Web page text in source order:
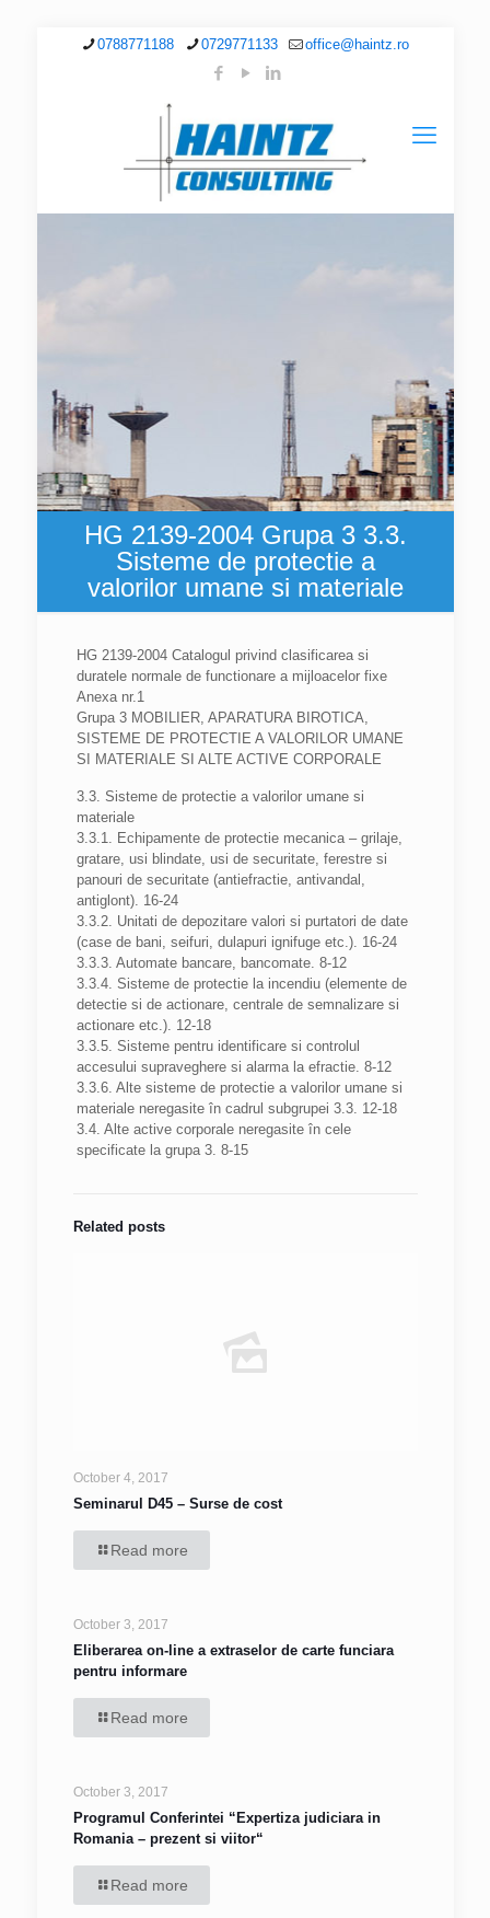
0788771188 0729771133 office@haintz.ro
HG 2139-2004 Grupa 3 3.3.
Sisteme de protectie a
valorilor umane si materiale
HG 2139-2004 Catalogul privind clasificarea si
duratele normale de functionare a mijloacelor fixe
Anexa nr.1
Grupa 3 MOBILIER, APARATURA BIROTICA,
SISTEME DE PROTECTIE A VALORILOR UMANE
SI MATERIALE SI ALTE ACTIVE CORPORALE
3.3. Sisteme de protectie a valorilor umane si
materiale
3.3.1. Echipamente de protectie mecanica – grilaje,
gratare, usi blindate, usi de securitate, ferestre si
panouri de securitate (antiefractie, antivandal,
antiglont). 16-24
3.3.2. Unitati de depozitare valori si purtatori de date
(case de bani, seifuri, dulapuri ignifuge etc.). 16-24
3.3.3. Automate bancare, bancomate. 8-12
3.3.4. Sisteme de protectie la incendiu (elemente de
detectie si de actionare, centrale de semnalizare si
actionare etc.). 12-18
3.3.5. Sisteme pentru identificare si controlul
accesului supraveghere si alarma la efractie. 8-12
3.3.6. Alte sisteme de protectie a valorilor umane si
materiale neregasite în cadrul subgrupei 3.3. 12-18
3.4. Alte active corporale neregasite în cele
specificate la grupa 3. 8-15
Related posts
October 4, 2017
Seminarul D45 – Surse de cost
Read more
October 3, 2017
Eliberarea on-line a extraselor de carte funciara
pentru informare
Read more
October 3, 2017
Programul Conferintei “Expertiza judiciara in
Romania – prezent si viitor“
Read more